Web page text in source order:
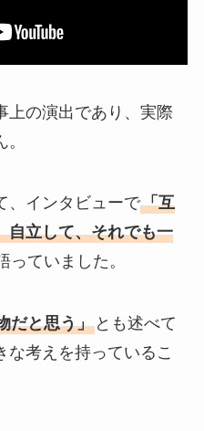
上の演出であり、実際
、インタビューで「互
自立して、それでも一
っていました。
だと思う」とも述べて
な考えを持っているこ